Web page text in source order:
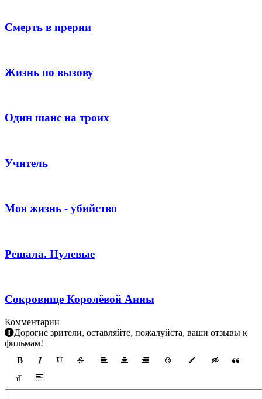
Смерть в прерии
Жизнь по вызову
Один шанс на троих
Учитель
Моя жизнь - убийство
Решала. Нулевые
Сокровище Королёвой Анны
Комментарии
Дорогие зрители, оставляйте, пожалуйста, ваши отзывы к
фильмам!